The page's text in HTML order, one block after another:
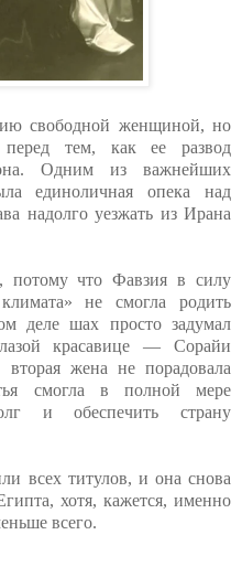
свободной женщиной, но
тем, как ее развод
Одним из важнейших
единоличная опека над
надолго уезжать из Ирана
потому что Фавзия в силу
не смогла родить
деле шах просто задумал
красавице — Сорайи
жена не порадовала
смогла в полной мере
и обеспечить страну
всех титулов, и она снова
хотя, кажется, именно
всего.